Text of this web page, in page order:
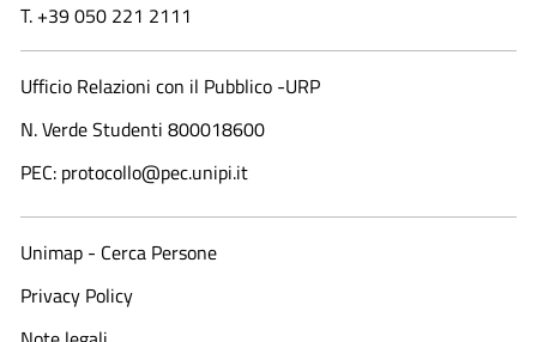
T. +39 050 221 2111
Ufficio Relazioni con il Pubblico -URP
N. Verde Studenti 800018600​
PEC: protocollo@pec.unipi.it
Unimap - Cerca Persone
Privacy Policy